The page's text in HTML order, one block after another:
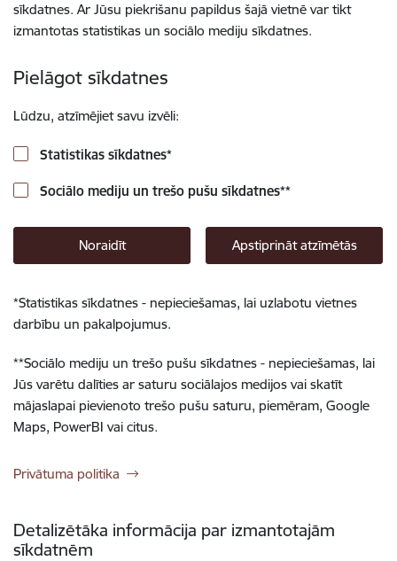
sīkdatnes. Ar Jūsu piekrišanu papildus šajā vietnē var tikt
izmantotas statistikas un sociālo mediju sīkdatnes.
Pielāgot sīkdatnes
Lūdzu, atzīmējiet savu izvēli:
Statistikas sīkdatnes*
Sociālo mediju un trešo pušu sīkdatnes**
Noraidīt Apstiprināt atzīmētās
*Statistikas sīkdatnes - nepieciešamas, lai uzlabotu vietnes
darbību un pakalpojumus.
**Sociālo mediju un trešo pušu sīkdatnes - nepieciešamas, lai
Jūs varētu dalīties ar saturu sociālajos medijos vai skatīt
mājaslapai pievienoto trešo pušu saturu, piemēram, Google
Maps, PowerBI vai citus.
Privātuma politika
Detalizētāka informācija par izmantotajām
sīkdatnēm